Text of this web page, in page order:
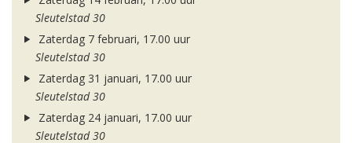
Sleutelstad 30
Zaterdag 7 februari, 17.00 uur
Sleutelstad 30
Zaterdag 31 januari, 17.00 uur
Sleutelstad 30
Zaterdag 24 januari, 17.00 uur
Sleutelstad 30